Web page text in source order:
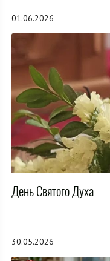
01.06.2026
День Святого Духа
30.05.2026